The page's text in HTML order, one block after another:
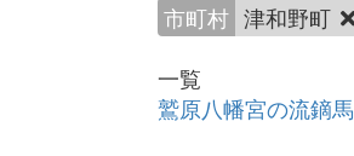
市町村 津和野町
一覧
鷲原八幡宮の流鏑馬